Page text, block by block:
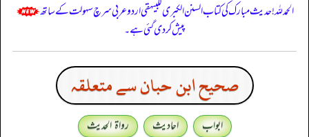
الحمدللہ! حدیث مبارک کی کتاب السنن الكبرى للبيهقي اردو عربی سرچ سہولت کے ساتھ
پیش کر دی گئی ہے۔
صحیح ابن حبان سے متعلقہ
ابواب احادیث
رواۃ الحدیث